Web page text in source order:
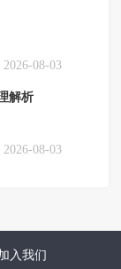
2026-08-03
解析
2026-08-03
入我们